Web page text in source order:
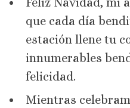
que cada día
estación llene tu
innumerables
felicidad.
Mientras